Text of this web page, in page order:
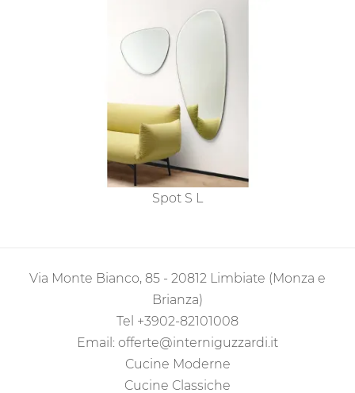
Spot S L
Via Monte Bianco, 85 - 20812 Limbiate (Monza e
Brianza)
Tel +3902-82101008
Email: offerte@interniguzzardi.it
Cucine Moderne
Cucine Classiche